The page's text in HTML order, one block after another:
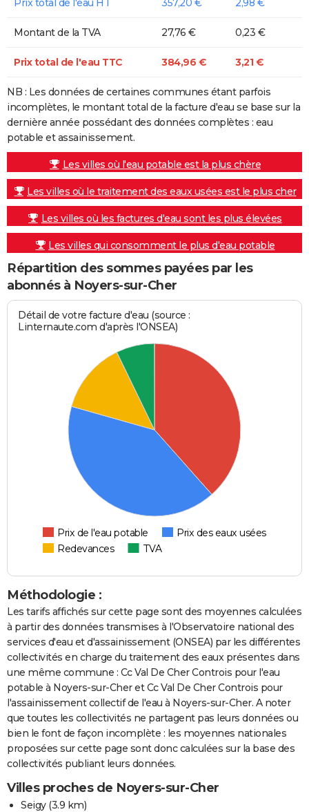
Montant de la TVA 27,76 € 0,23 €
Prix total de l'eau TTC 384,96 € 3,21 €
NB : Les données de certaines communes étant parfois
incomplètes, le montant total de la facture d'eau se base sur la
dernière année possédant des données complètes : eau
potable et assainissement.
Les villes où l'eau potable est la plus chère
Les villes où le traitement des eaux usées est le plus cher
Les villes où les factures d'eau sont les plus élevées
Les villes qui consomment le plus d'eau potable
Répartition des sommes payées par les
abonnés à Noyers-sur-Cher
Détail de votre facture d'eau (source :
Linternaute.com d'après l'ONSEA)
Prix de l'eau potable
Prix des eaux usées
Redevances
TVA
Méthodologie :
Les tarifs affichés sur cette page sont des moyennes calculées
à partir des données transmises à l'Observatoire national des
services d'eau et d'assainissement (ONSEA) par les différentes
collectivités en charge du traitement des eaux présentes dans
une même commune : Cc Val De Cher Controis pour l'eau
potable à Noyers-sur-Cher et Cc Val De Cher Controis pour
l'assainissement collectif de l'eau à Noyers-sur-Cher. A noter
que toutes les collectivités ne partagent pas leurs données ou
bien le font de façon incomplète : les moyennes nationales
proposées sur cette page sont donc calculées sur la base des
collectivités publiant leurs données.
Villes proches de Noyers-sur-Cher
Seigy(3.9 km)